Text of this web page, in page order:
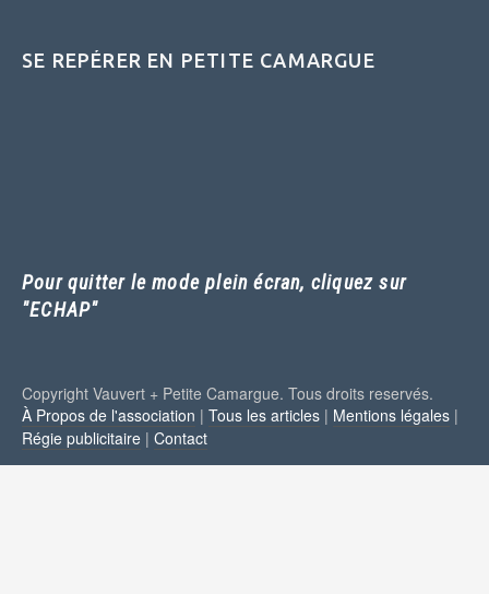
SE REPÉRER EN PETITE CAMARGUE
Pour quitter le mode plein écran, cliquez sur
"ECHAP"
Copyright Vauvert + Petite Camargue. Tous droits reservés.
À Propos de l'association | Tous les articles | Mentions légales |
Régie publicitaire | Contact